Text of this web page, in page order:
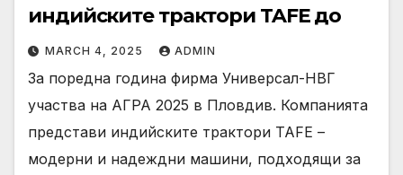
индийските трактори TAFE до
MARCH 4, 2025 ADMIN
За поредна година фирма Универсал-НВГ
участва на АГРА 2025 в Пловдив. Компанията
представи индийските трактори TAFE –
модерни и надеждни машини, подходящи за